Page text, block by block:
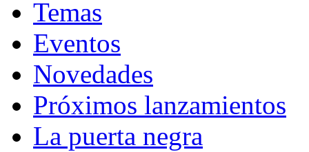
Temas
Eventos
Novedades
Próximos lanzamientos
La puerta negra